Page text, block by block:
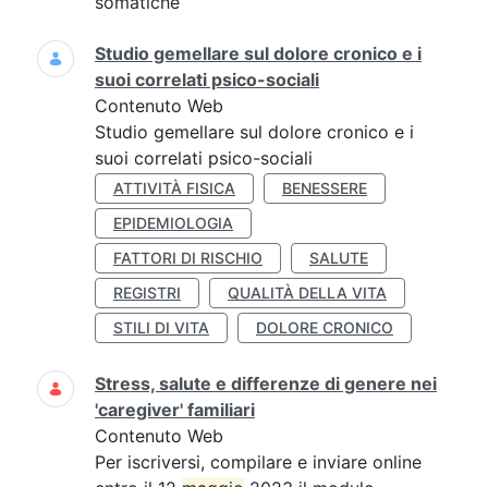
Studio gemellare sul dolore cronico e i
suoi correlati psico-sociali
Contenuto Web
Studio gemellare sul dolore cronico e i
suoi correlati psico-sociali
ATTIVITÀ FISICA
BENESSERE
EPIDEMIOLOGIA
FATTORI DI RISCHIO
SALUTE
REGISTRI
QUALITÀ DELLA VITA
STILI DI VITA
DOLORE CRONICO
Stress, salute e differenze di genere nei
'caregiver' familiari
Contenuto Web
Per iscriversi, compilare e inviare online